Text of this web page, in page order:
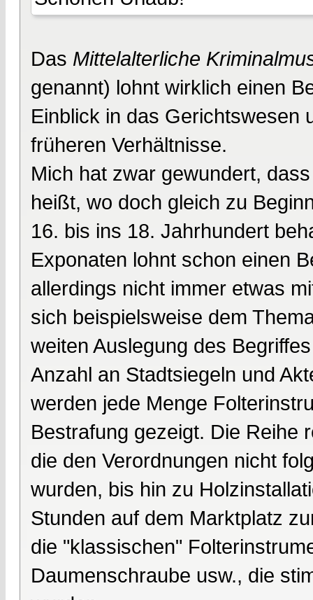
Das Mittelalterliche
genannt) lohnt wirklich einen
Einblick in das Gerichtswesen
früheren Verhältnisse.
Mich hat zwar gewundert,
heißt, wo doch gleich zu
16. bis ins 18. Jahrhundert
Exponaten lohnt schon einen
allerdings nicht immer etwas
sich beispielsweise dem
weiten Auslegung des
Anzahl an Stadtsiegeln und
werden jede Menge
Bestrafung gezeigt. Die Reihe
die den Verordnungen nicht
wurden, bis hin zu
Stunden auf dem Marktplatz
die "klassischen"
Daumenschraube usw., die